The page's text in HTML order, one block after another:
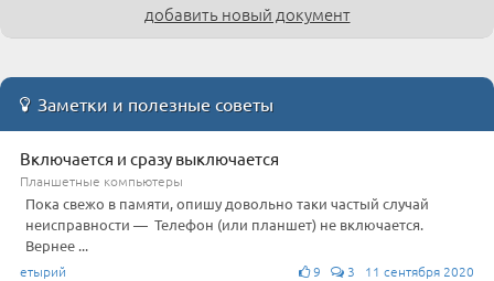
добавить новый документ
Заметки и полезные советы
Включается и сразу выключается
Планшетные компьютеры
Пока свежо в памяти, опишу довольно таки частый случай
неисправности — Телефон (или планшет) не включается.
Вернее ...
етырий 9 3 11 сентября 2020